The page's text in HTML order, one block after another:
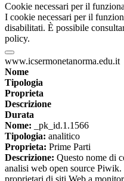
Cookie necessari per il
I cookie necessari per il
disabilitati. È possibile
policy.
www.icsermonetanorma.edu.it
Nome
Tipologia
Proprieta
Descrizione
Durata
Nome: _pk_id.1.1566
Tipologia: analitico
Proprieta: Prime Parti
Descrizione: Questo nome di
analisi web open source
proprietari di siti Web a